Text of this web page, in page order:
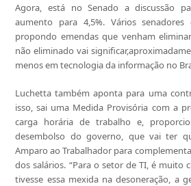
Agora, está no Senado a discussão
aumento para 4,5%. Vários senadores
propondo emendas que venham
não eliminado vai
menos em tecnologia da informação no
Luchetta também aponta para uma
isso, sai uma Medida Provisória com a
carga horária de trabalho e,
desembolso do governo, que vai ter
Amparo ao Trabalhador para
dos salários. “Para o setor de TI, é muito
tivesse essa mexida na desoneração, a